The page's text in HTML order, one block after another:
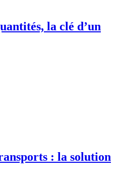
la clé d’un
: la solution